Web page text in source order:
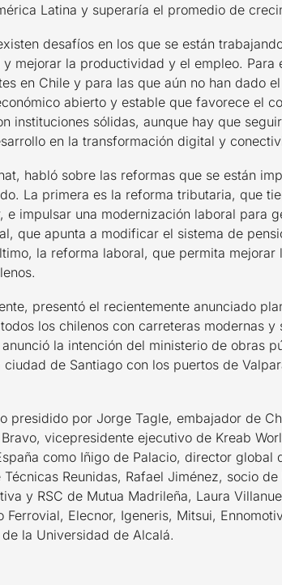
Latina y superaría el promedio de
desafíos en los que se están
y mejorar la productividad y el empleo.
en Chile y para las que aún no han dado
abierto y estable que favorece el
instituciones sólidas, aunque hay que
en la transformación digital y
habló sobre las reformas que se están
La primera es la reforma tributaria, que
e impulsar una modernización laboral para
que apunta a modificar el sistema de
la reforma laboral, que permita
presentó el recientemente anunciado
los chilenos con carreteras modernas
la intención del ministerio de obras
ciudad de Santiago con los puertos de
presidido por Jorge Tagle, embajador de
vicepresidente ejecutivo de Kreab
como Iñigo de Palacio, director
Reunidas, Rafael Jiménez, socio
y RSC de Mutua Madrileña, Laura
Ferrovial, Elecnor, Igeneris, Mitsui,
la Universidad de Alcalá.